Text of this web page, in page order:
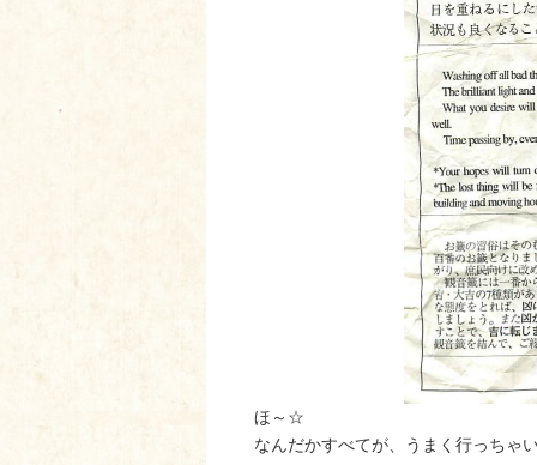
ほ～☆
なんだかすべてが、うまく行っちゃ